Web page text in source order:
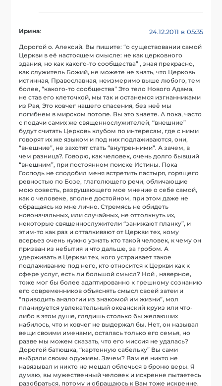
Ирина: 24.12.2011 в 05:35
Дорогой о. Алексий. Вы пишите: “о существовании самой
Церкви в её настоящем смысле: не как церковного
здания, но как какого-то сообщества” , зная прекрасно,
как служитель Божий, не можете не знать, что Церковь
истинная, Православная, неизмеримо выше любого, тем
более, “какого-то сообщества” Это тело Нового Адама,
не став его клеточкой, мы так и останемся изгнанниками
из Рая, Это ковчег нашего спасения, без неё мы
погибнем в мирском потопе. Вы это знаете. А пока, часто
с подачи самих же священнослужителей, “внешние”
будут считать Церковь клубом по интересам, где с ними
говорят их же языком и под них подлаживаются, они,
“внешние”, не захотят стать “внутренними”. А зачем, в
чем разница?. Говорю, как человек, очень долго бывший
“внешним”, при постоянном поиске Истины. Пока
Господь не сподобил меня встретить пастыря, горящего
ревностью по Бозе, глаголющего речи, обличающие
мою совесть, разрушающего мое мнение о себе самой,
как о человеке, вполне достойном, при этом даже не
обращаясь ко мне лично. Стремясь не обидеть
новоначальных, или случайных, не оттолкнуть их,
некоторые священнослужители “занижают планку”, и
этим-то как раз и отталкивают от Церкви тех, кому
всерьез очень нужно узнать кто такой человек, к чему он
призван из небытия и что дальше, за гробом. А
удерживать в Церкви тех, кого устраивает такое
подлаживание под него, кто относится к Церкви как к
сфере услуг, есть ли большой смысл? Ной , наверное,
тоже мог бы более адаптированно к грешному сознанию
его современников объяснять смысл своей затеи и
“приводить аналогии из знакомой им жизни”, мол
планируется увлекательный океанский круиз или что-
либо в этом душе, глядишь столько бы желаюших
набилось, что и ковчег не выдержал бы. Нет, он называл
вещи своими именами, осталась только его семья, но
разве мы можем сказать, что его миссия не удалась?
Дорогой батюшка, “картонную сабельку” Вы сами
выбрали своим оружием. Зачем? Вам её никто не
навязывал и никто не мешал облечься в броню веры. Я
думаю, вы мужественный человек и искренне пытаетесь
разобраться, потому и обращаюсь к Вам тоже искренне.